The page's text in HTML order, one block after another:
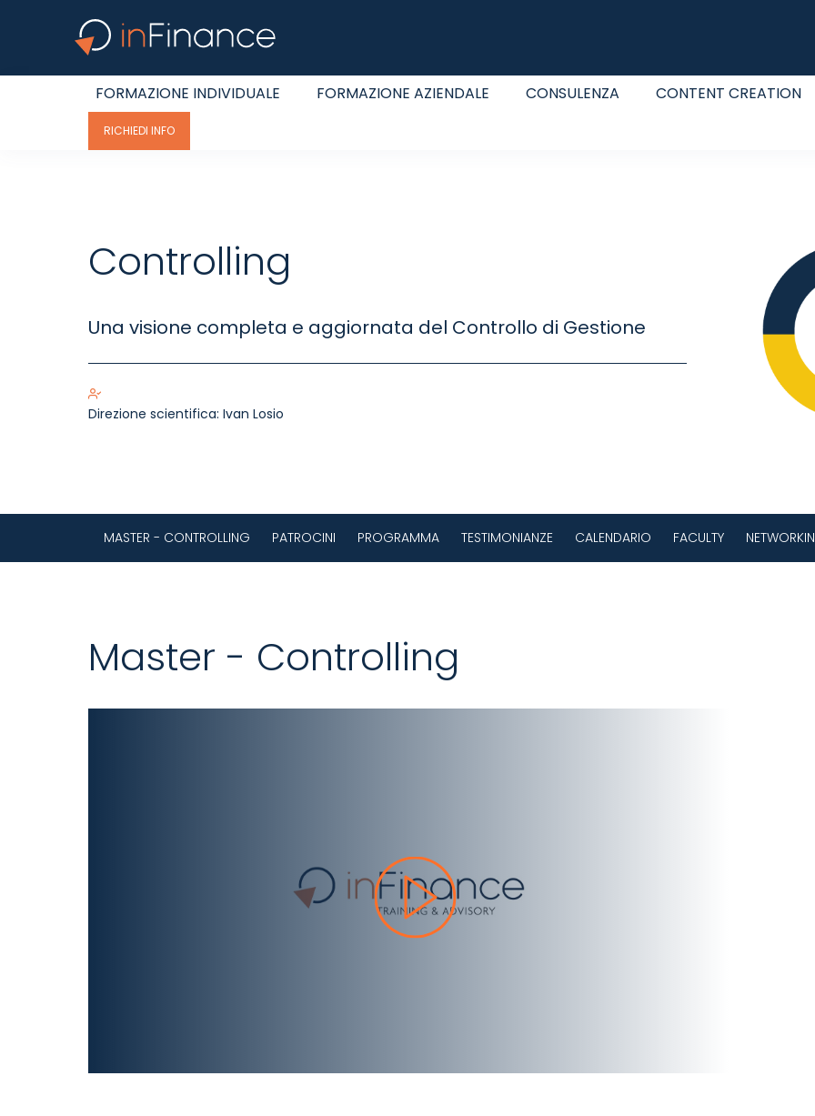
FORMAZIONE INDIVIDUALE FORMAZIONE AZIENDALE CONSULENZA CONTENT CREATION
RICHIEDI INFO
Controlling
Una visione completa e aggiornata del Controllo di Gestione
Direzione scientifica: Ivan Losio
MASTER - CONTROLLING PATROCINI PROGRAMMA TESTIMONIANZE CALENDARIO FACULTY
Master - Controlling